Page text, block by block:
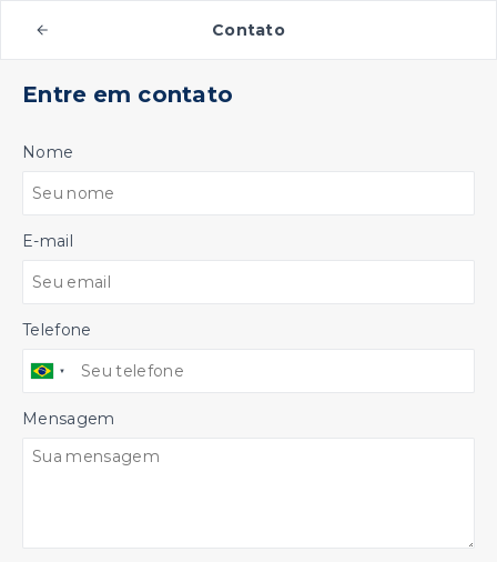
Contato
Entre em contato
Nome
E-mail
Telefone
Mensagem